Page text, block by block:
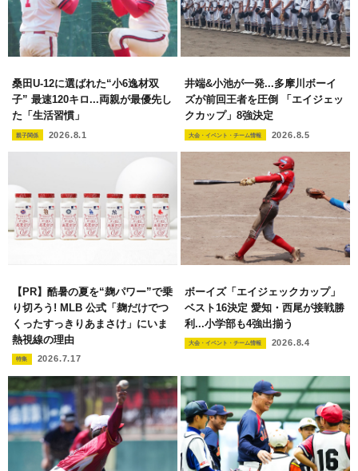
桑田U-12に選ばれた“小6逸材双
子” 最速120キロ...両親が最優先し
た「生活習慣」
親子関係 2026.8.1
井端&小池が一発...多摩川ボーイ
ズが前回王者を圧倒 「エイジェッ
クカップ」8強決定
大会・イベント・チーム情報 2026.8.5
【PR】酷暑の夏を“麹パワー”で乗
り切ろう! MLB 公式「麹だけでつ
くったすっきりあまさけ」にいま
熱視線の理由
特集 2026.7.17
ボーイズ「エイジェックカップ」
ベスト16決定 愛知・西尾が接戦勝
利...小学部も4強出揃う
大会・イベント・チーム情報 2026.8.4